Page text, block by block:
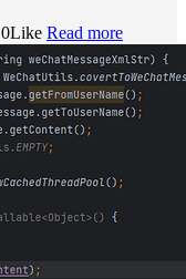
0Like Read more